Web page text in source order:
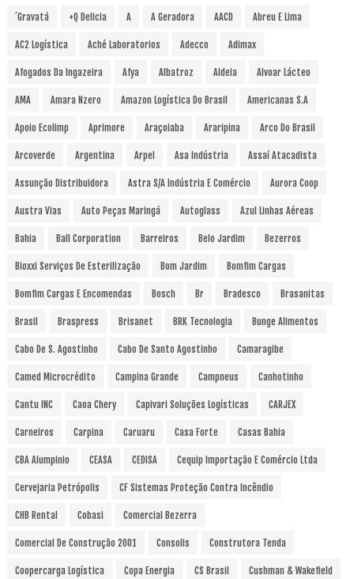
´Gravatá +Q Delicia A A Geradora AACD Abreu E Lima
AC2 Logística Aché Laboratorios Adecco Adimax
Afogados Da Ingazeira Afya Albatroz Aldeia Alvoar Lácteo
AMA Amara Nzero Amazon Logística Do Brasil Americanas S.A
Apoio Ecolimp Aprimore Araçoiaba Araripina Arco Do Brasil
Arcoverde Argentina Arpel Asa Indústria Assaí Atacadista
Assunção Distribuidora Astra S/A Indústria E Comércio Aurora Coop
Austra Vias Auto Peças Maringá Autoglass Azul Linhas Aéreas
Bahia Ball Corporation Barreiros Belo Jardim Bezerros
Bioxxi Serviços De Esterilização Bom Jardim Bomfim Cargas
Bomfim Cargas E Encomendas Bosch Br Bradesco Brasanitas
Brasil Braspress Brisanet BRK Tecnologia Bunge Alimentos
Cabo De S. Agostinho Cabo De Santo Agostinho Camaragibe
Camed Microcrédito Campina Grande Campneus Canhotinho
Cantu INC Caoa Chery Capivari Soluções Logísticas CARJEX
Carneiros Carpina Caruaru Casa Forte Casas Bahia
CBA Alumpinio CEASA CEDISA Cequip Importação E Comércio Ltda
Cervejaria Petrópolis CF Sistemas Proteção Contra Incêndio
CHB Rental Cobasi Comercial Bezerra
Comercial De Construção 2001 Consolis Construtora Tenda
Coopercarga Logística Copa Energia CS Brasil Cushman & Wakefield